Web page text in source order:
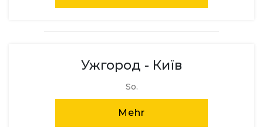
Ужгород - Київ
So.
Mehr